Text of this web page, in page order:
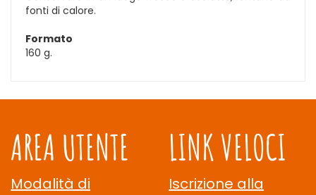
fonti di calore.
Formato
160 g.
AREA UTENTE
Modalità di
LINK VELOCI
Iscrizione alla